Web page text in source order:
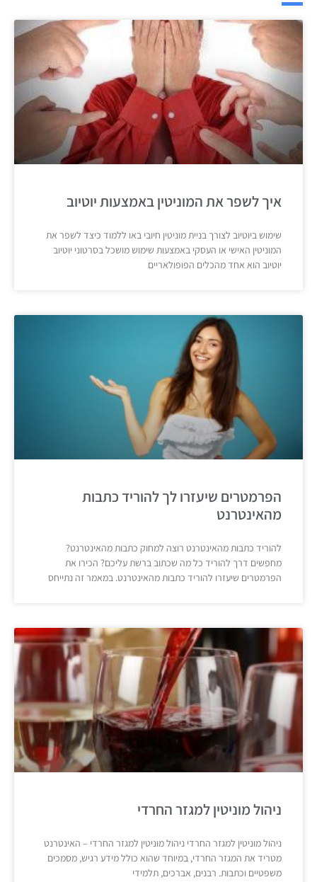
איך לשפר את המוניטין באמצעות יוטיוב
שימוש ביוטיוב לצורך בניית מוניטין חיובי באו ללמוד כיצד לשפר את
המוניטין האישי או העסקי באמצעות שימוש מושכל בסרטוני יוטיוב
יוטיוב הוא אחד מהכלים הפופולאריים
הפרמטרים שיעזרו לך להוריד כתבות
מהאינטרנט
להוריד כתבות מהאינטרנט רוצה למחוק כתבות מהאינטרנט?
מחפשים דרך להוריד כל מה שכתוב ברשת עליכם? הכירו את
הפרמטרים שיעזרו להוריד כתבות מהאינטרנט. במאמר זה נתייחס
ניהול מוניטין למגזר החרדי
ניהול מוניטין למגזר החרדי ניהול מוניטין למגזר החרדי – האינטרנט
מטריד את המגזר החרדי, במיוחד שהוא כולל מידע רגיש, מסמכים
משפטיים וכתבות. רבנים, אברכים, תלמידי